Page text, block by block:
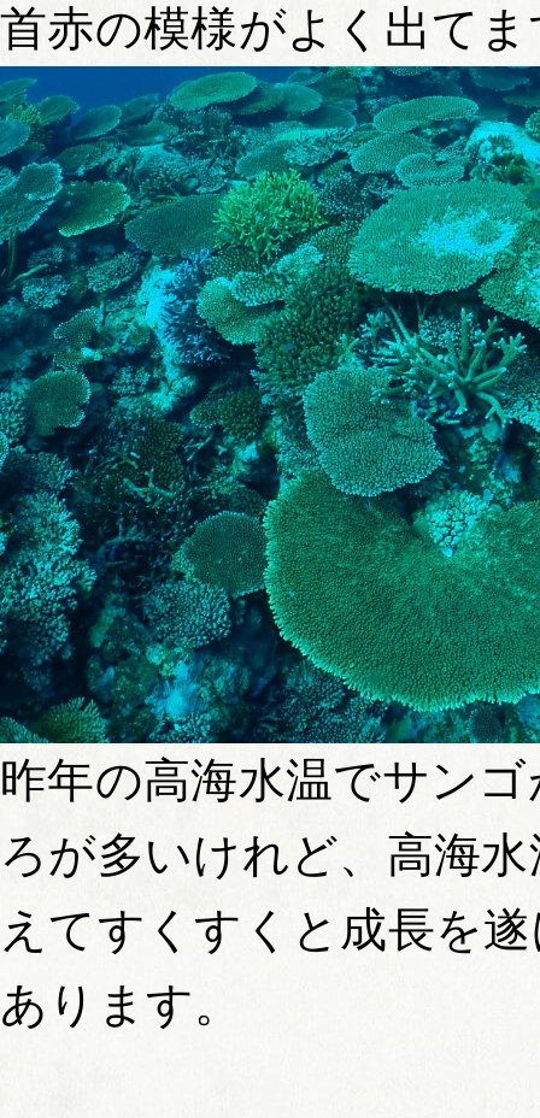
首赤の模様がよく出て
昨年の高海水温でサン
ろが多いけれど、高海
えてすくすくと成長を
あります。